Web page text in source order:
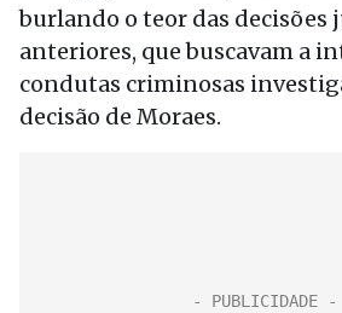
burlando o teor das decisões
anteriores, que buscavam a
condutas criminosas
decisão de Moraes.